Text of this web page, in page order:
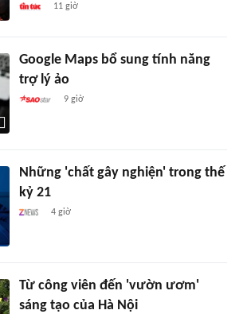
11 giờ
Google Maps bổ sung tính năng
trợ lý ảo
9 giờ
Những 'chất gây nghiện' trong thế
kỷ 21
4 giờ
Từ công viên đến 'vườn ươm'
sáng tạo của Hà Nội